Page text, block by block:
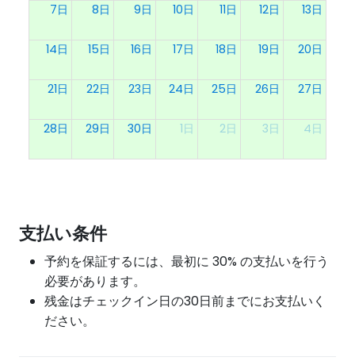
7日 8日 9日 10日 11日 12日 13日
14日 15日 16日 17日 18日 19日 20日
21日 22日 23日 24日 25日 26日 27日
28日 29日 30日 1日 2日 3日 4日
支払い条件
予約を保証するには、最初に 30% の支払いを行う
必要があります。
残金はチェックイン日の30日前までにお支払いく
ださい。